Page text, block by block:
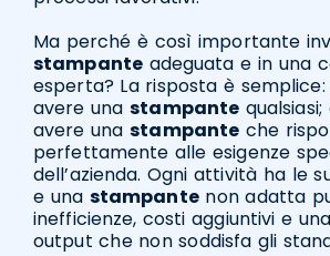
Ma perché è così importante
stampanteadeguata e in una
esperta? La risposta è
avere unastampante
avere unastampante che
perfettamente alle esigenze
dell’azienda. Ogni attività ha le
e una stampantenon adatta
inefficienze, costi aggiuntivi e
output che non soddisfa gli